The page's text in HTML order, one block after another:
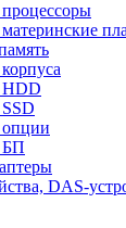
HDD
БП
DAS-